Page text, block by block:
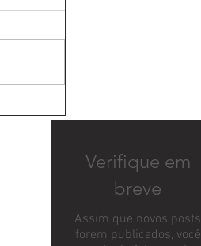
Verifique em
breve
Assim que novos posts
forem publicados, você